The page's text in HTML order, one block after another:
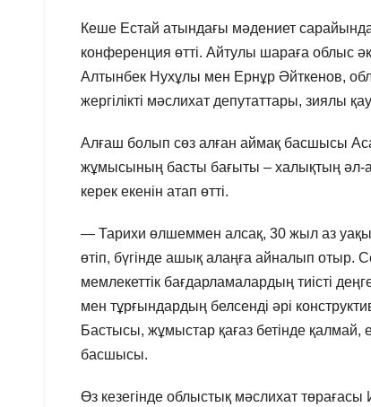
Кеше Естай атындағы мәдениет
конференция өтті. Айтулы шараға облыс
Алтынбек Нухұлы мен Ернұр Әйткенов,
жергілікті мәслихат депутаттары, зиялы
Алғаш болып сөз алған аймақ басшысы
жұмысының басты бағыты – халықтың әл-
керек екенін атап өтті.
— Тарихи өлшеммен алсақ, 30 жыл аз
өтіп, бүгінде ашық алаңға айналып отыр.
мемлекеттік бағдарламалардың тиісті
мен тұрғындардың белсенді әрі
Бастысы, жұмыстар қағаз бетінде қалмай,
басшысы.
Өз кезегінде облыстық мәслихат